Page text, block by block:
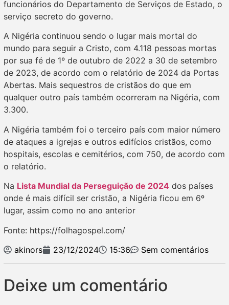
funcionários do Departamento de Serviços de Estado, o
serviço secreto do governo.
A Nigéria continuou sendo o lugar mais mortal do
mundo para seguir a Cristo, com 4.118 pessoas mortas
por sua fé de 1º de outubro de 2022 a 30 de setembro
de 2023, de acordo com o relatório de 2024 da Portas
Abertas. Mais sequestros de cristãos do que em
qualquer outro país também ocorreram na Nigéria, com
3.300.
A Nigéria também foi o terceiro país com maior número
de ataques a igrejas e outros edifícios cristãos, como
hospitais, escolas e cemitérios, com 750, de acordo com
o relatório.
Na Lista Mundial da Perseguição de 2024 dos países
onde é mais difícil ser cristão, a Nigéria ficou em 6º
lugar, assim como no ano anterior
Fonte: https://folhagospel.com/
akinors
23/12/2024 15:36 Sem comentários
Deixe um comentário